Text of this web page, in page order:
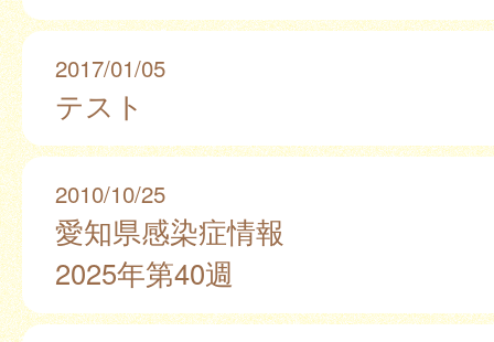
2017/01/05
テスト
2010/10/25
愛知県感染症情報
2025年第40週